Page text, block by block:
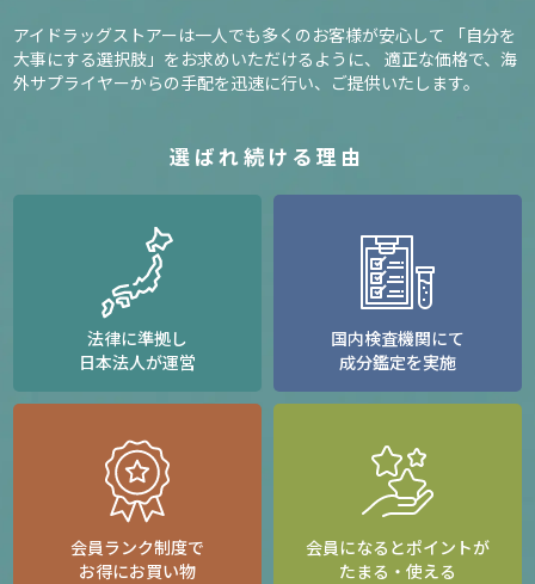
アイドラッグストアーは一人でも多くのお客様が安心して
「自分を
大事にする選択肢」をお求めいただけるように、
適正な価格で、海
外サプライヤーからの手配を迅速に行い、ご提供いたします。
選ばれ続ける理由
法律に準拠し
日本法人が運営
国内検査機関にて
成分鑑定を実施
会員ランク制度で
お得にお買い物
会員になるとポイントが
たまる・使える